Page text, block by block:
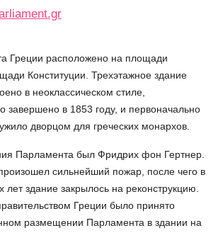
Греции расположено на площади
Конституции. Трехэтажное здание
в неоклассическом стиле,
завершено в 1853 году, и первоначально
дворцом для греческих монархов.
Парламента был Фридрих фон Гертнер.
сильнейший пожар, после чего в
лет здание закрылось на реконструкцию.
Греции было принято
размещении Парламента в здании на